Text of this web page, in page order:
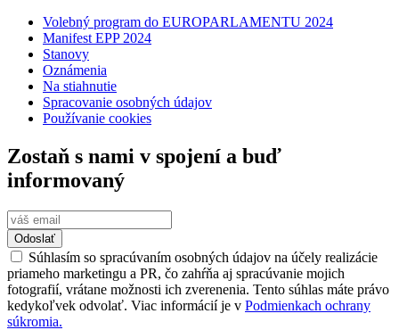
Volebný program do EUROPARLAMENTU 2024
Manifest EPP 2024
Stanovy
Oznámenia
Na stiahnutie
Spracovanie osobných údajov
Používanie cookies
Zostaň s nami v spojení a buď
informovaný
Odoslať
Súhlasím so spracúvaním osobných údajov na účely realizácie
priameho marketingu a PR, čo zahŕňa aj spracúvanie mojich
fotografií, vrátane možnosti ich zverenenia. Tento súhlas máte právo
kedykoľvek odvolať. Viac informácií je v Podmienkach ochrany
súkromia.